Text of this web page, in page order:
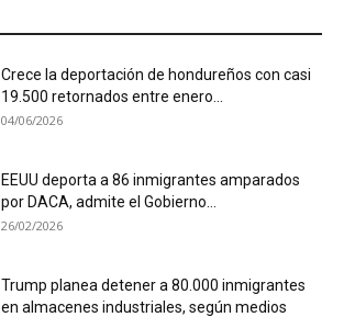
Crece la deportación de hondureños con casi
19.500 retornados entre enero...
04/06/2026
EEUU deporta a 86 inmigrantes amparados
por DACA, admite el Gobierno...
26/02/2026
Trump planea detener a 80.000 inmigrantes
en almacenes industriales, según medios